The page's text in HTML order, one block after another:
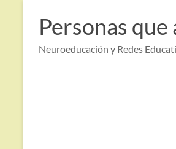
contenido
Personas
Neuroeducación y Redes